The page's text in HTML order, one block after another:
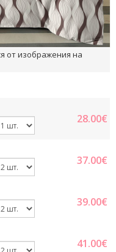
от изображения на
28.00€
37.00€
39.00€
41.00€